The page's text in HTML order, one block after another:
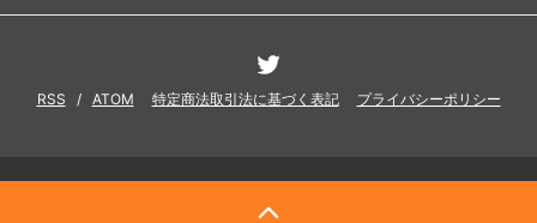
RSS / ATOM 特定商法取引法に基づく表記 プライバシーポリシー